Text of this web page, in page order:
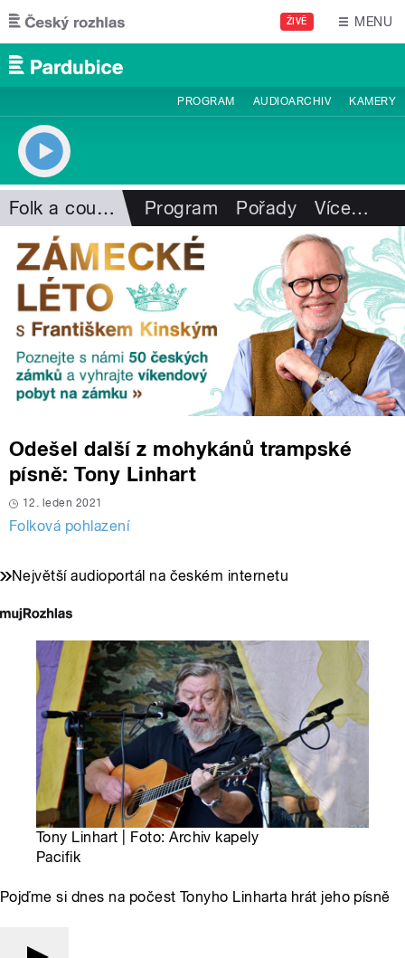
Přejít k hlavnímu obsahu
ŽIVĚ MENU
PROGRAM AUDIOARCHIV KAMERY
Folk a country Program Pořady Více…
Odešel další z mohykánů trampské
písně: Tony Linhart
12. leden 2021
Folková pohlazení
Největší audioportál na českém internetu
Tony Linhart | Foto: Archiv kapely
Pacifik
Pojďme si dnes na počest Tonyho Linharta hrát jeho písně